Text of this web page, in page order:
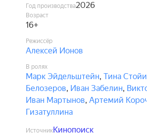
Год производства2026
Возраст
16+
Режиссёр
Алексей Ионов
В ролях
Марк Эйдельштейн, Тина
Белозеров, Иван Забелин,
Иван Мартынов, Артемий
Гизатуллина
ИсточникКинопоиск